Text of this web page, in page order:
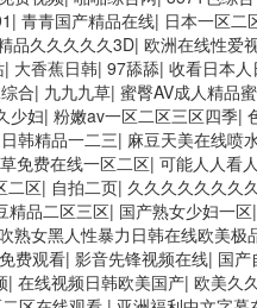
| 青青国产精品在线| 日本一区二
品久久久久久3D| 欧洲在线性爱
| 大香蕉日韩| 97舔舔| 收看日本
合| 九九九草| 蜜臀AV成人精品
少妇| 粉嫩av一区二区三区四季|
日韩精品一二三| 麻豆天美在线喷
免费在线一区二区| 可能人人看
二区| 自拍二页| 久久久久久久久
精品二区三区| 国产熟女少妇一区|
熟女黑人性暴力日韩在线欧美极
费观看| 影音先锋视频在线| 国产
| 在线视频日韩欧美国产| 欧美久